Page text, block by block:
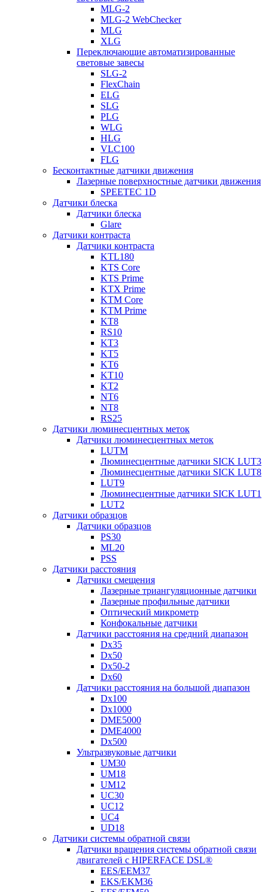
MLG-2
MLG-2 WebChecker
MLG
XLG
Переключающие автоматизированные
световые завесы
SLG-2
FlexChain
ELG
SLG
PLG
WLG
HLG
VLC100
FLG
Бесконтактные датчики движения
Лазерные поверхностные датчики движения
SPEETEC 1D
Датчики блеска
Датчики блеска
Glare
Датчики контраста
Датчики контраста
KTL180
KTS Core
KTS Prime
KTX Prime
KTM Core
KTM Prime
KT8
RS10
KT3
KT5
KT6
KT10
KT2
NT6
NT8
RS25
Датчики люминесцентных меток
Датчики люминесцентных меток
LUTM
Люминесцентные датчики SICK LUT3
Люминесцентные датчики SICK LUT8
LUT9
Люминесцентные датчики SICK LUT1
LUT2
Датчики образцов
Датчики образцов
PS30
ML20
PSS
Датчики расстояния
Датчики смещения
Лазерные триангуляционные датчики
Лазерные профильные датчики
Оптический микрометр
Конфокальные датчики
Датчики расстояния на средний диапазон
Dx35
Dx50
Dx50-2
Dx60
Датчики расстояния на большой диапазон
Dx100
Dx1000
DME5000
DME4000
Dx500
Ультразвуковые датчики
UM30
UM18
UM12
UC30
UC12
UC4
UD18
Датчики системы обратной связи
Датчики вращения системы обратной связи
двигателей с HIPERFACE DSL®
EES/EEM37
EKS/EKM36